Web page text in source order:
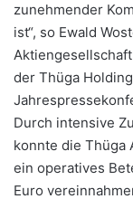
zunehmender
ist“, so Ewald
der Thüga
Durch intensive
konnte die Thüga
ein operatives
Euro